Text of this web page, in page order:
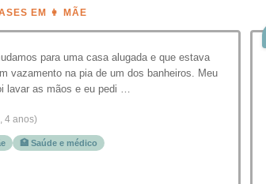
EM 👩 MÃE
para uma casa alugada e que estava
vazamento na pia de um dos banheiros. Meu
lavar as mãos e eu pedi …
4 anos)
🏥 Saúde e médico